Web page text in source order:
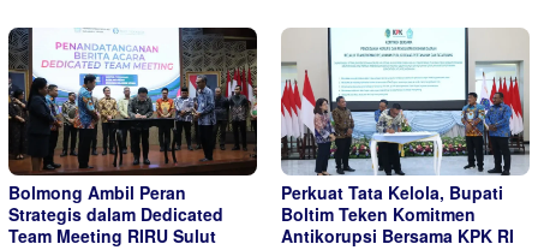
Bolmong Ambil Peran
Strategis dalam Dedicated
Team Meeting RIRU Sulut
Perkuat Tata Kelola, Bupati
Boltim Teken Komitmen
Antikorupsi Bersama KPK RI